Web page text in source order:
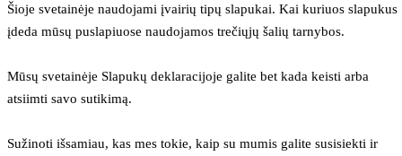
Šioje svetainėje naudojami įvairių tipų slapukai. Kai kuriuos slapukus
įdeda mūsų puslapiuose naudojamos trečiųjų šalių tarnybos.
Mūsų svetainėje Slapukų deklaracijoje galite bet kada keisti arba
atsiimti savo sutikimą.
Sužinoti išsamiau, kas mes tokie, kaip su mumis galite susisiekti ir